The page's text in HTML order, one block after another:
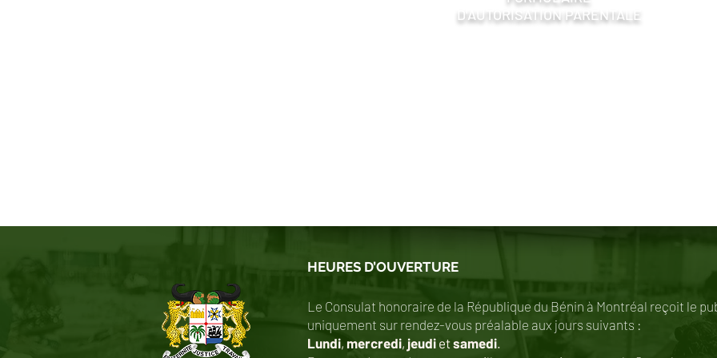
D'AUTORISATION PARENTALE
HEURES D’OUVERTURE
Le Consulat honoraire de la République du Bénin à Montréal reçoit le
uniquement sur rendez-vous préalable aux jours suivants :
Lundi, mercredi, jeudi etsamedi.